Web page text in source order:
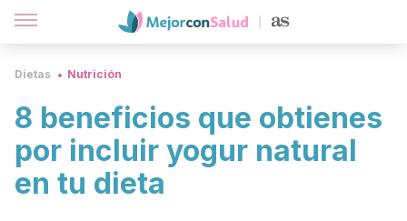
Dietas Nutrición
8 beneficios que obtienes
por incluir yogur natural
en tu dieta